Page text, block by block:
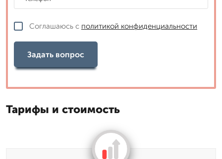
Соглашаюсь с политикой конфиденциальности
Задать вопрос
Тарифы и стоимость